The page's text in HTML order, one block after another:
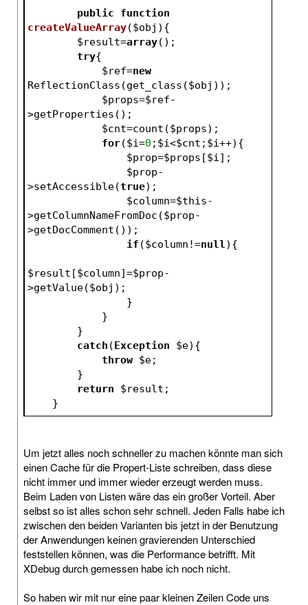
public
function
createValueArray($obj ) {
$result=array();
try{
$ref=new
ReflectionClass(get_class($obj ));
$props=$ref-
>getProperties();
$cnt=count($props);
for($i=0 ; $i<$cnt ; $i++){
$prop=$props [$i];
$prop-
>setAccessible(true);
$column=$this-
>getColumnNameFromDoc($prop-
>getDocComment());
if ($column !=null){
$result [$column]=$prop-
>getValue($obj );
                }
            }
        }
catch (Exception $e){
throw $e;
        }
return
$result ;
    }
Um jetzt alles noch schneller zu machen könnte man sich
einen Cache für die Propert-Liste schreiben, dass diese
nicht immer und immer wieder erzeugt werden muss.
Beim Laden von Listen wäre das ein großer Vorteil. Aber
selbst so ist alles schon sehr schnell. Jeden Falls habe ich
zwischen den beiden Varianten bis jetzt in der Benutzung
der Anwendungen keinen gravierenden Unterschied
feststellen können, was die Performance betrifft. Mit
XDebug durch gemessen habe ich noch nicht.
So haben wir mit nur eine paar kleinen Zeilen Code uns